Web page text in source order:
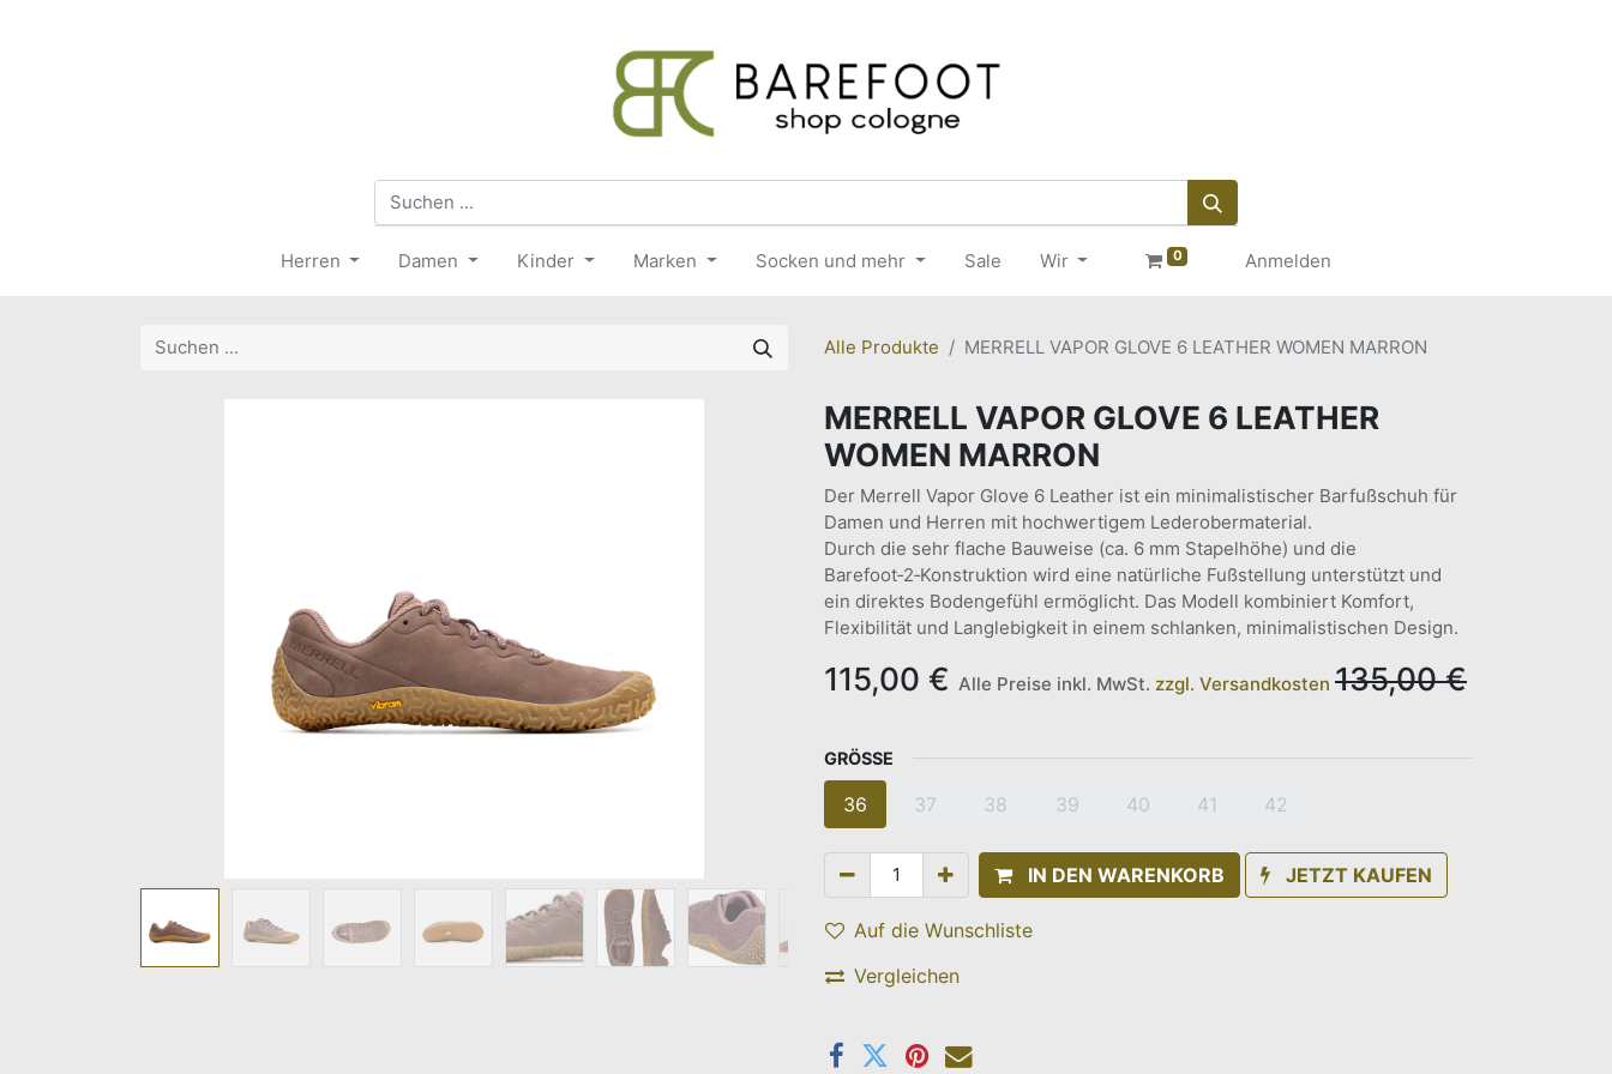
Herren Damen Kinder Marken Socken und mehr Sale Wir 0 Anmelden
Alle Produkte MERRELL VAPOR GLOVE 6 LEATHER WOMEN MARRON
MERRELL VAPOR GLOVE 6 LEATHER
WOMEN MARRON
Der Merrell Vapor Glove 6 Leather ist ein minimalistischer Barfußschuh für
Damen und Herren mit hochwertigem Lederobermaterial.
Durch die sehr flache Bauweise (ca. 6 mm Stapelhöhe) und die
Barefoot‑2‑Konstruktion wird eine natürliche Fußstellung unterstützt und
ein direktes Bodengefühl ermöglicht. Das Modell kombiniert Komfort,
Flexibilität und Langlebigkeit in einem schlanken, minimalistischen Design.
115,00 € Alle Preise inkl. MwSt. zzgl. Versandkosten 135,00€
GRÖSSE
36 37 38 39 40 41 42
IN DEN WARENKORB JETZT KAUFEN
Auf die Wunschliste
Vergleichen